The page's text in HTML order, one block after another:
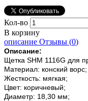
Кол-во
В корзину
описание Отзывы (0)
Описание:
Щетка SHM 1116G для
Материал: конский ворс;
Жесткость: мягкая;
Цвет: коричневый;
Диаметр: 18,30 мм;